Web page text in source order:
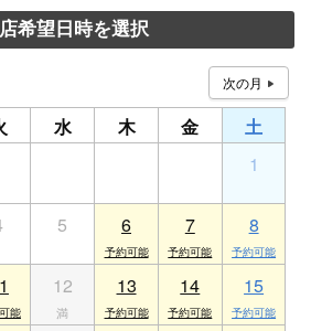
希望日時を選択
水 木 金
土
1
5 6 7 8
12 13 14 15